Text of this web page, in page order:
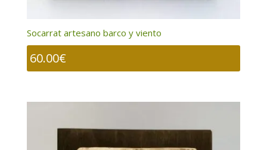
Socarrat artesano barco y viento
60.00€